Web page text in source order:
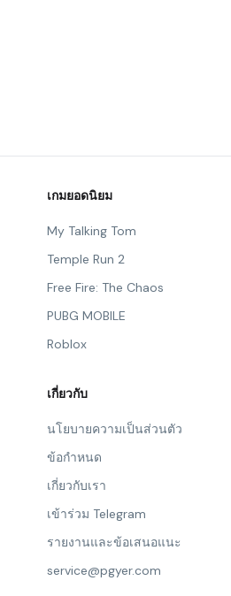
เกมยอดนิยม
My Talking Tom
Temple Run 2
Free Fire: The Chaos
PUBG MOBILE
Roblox
เกี่ยวกับ
นโยบายความเป็นส่วนตัว
ข้อกำหนด
เกี่ยวกับเรา
เข้าร่วม Telegram
รายงานและข้อเสนอแนะ
service@pgyer.com